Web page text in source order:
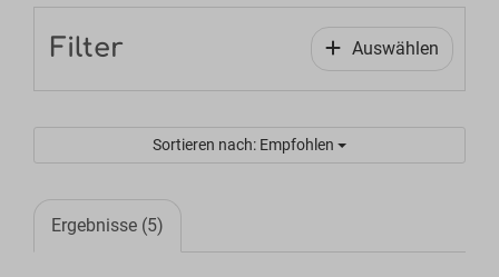
Filter Auswählen
Sortieren nach: Empfohlen
Ergebnisse (5)